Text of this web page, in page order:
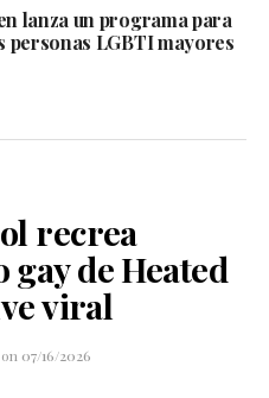
lanza un programa para
personas LGBTI mayores
recrea
gay de Heated
viral
on 07/16/2026